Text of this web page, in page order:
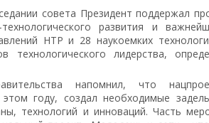
совета Президент поддержал
развития и
НТР и 28 наукоемких
технологического лидерства,
напомнил, что
году, создал необходимые
технологий и инноваций. Часть